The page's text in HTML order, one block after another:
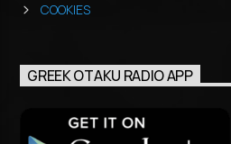
COOKIES
GREEK OTAKU RADIO APP